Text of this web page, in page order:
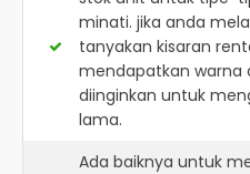
minati. jika anda
tanyakan kisaran
mendapatkan warna
diinginkan untuk
lama.
Ada baiknya untuk